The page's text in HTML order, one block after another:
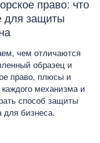
право: что
для защиты
чем отличаются
образец и
право, плюсы и
механизма и
способ защиты
для бизнеса.